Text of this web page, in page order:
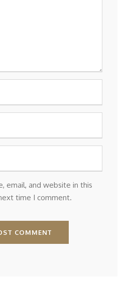
email, and website in this
time I comment.